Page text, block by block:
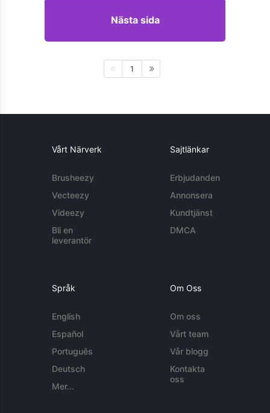
Nästa sida
1
Vårt Närverk
Brusheezy
Vecteezy
Videezy
Bli en
leverantör
Sajtlänkar
Erbjudanden
Annonsera
Kundtjänst
DMCA
Språk
English
Español
Português
Deutsch
Mer...
Om Oss
Om oss
Vårt team
Vår blogg
Kontakta
oss